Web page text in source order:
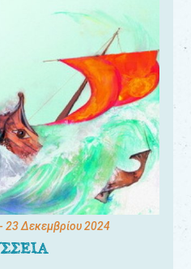
- 23 Δεκεμβρίου 2024